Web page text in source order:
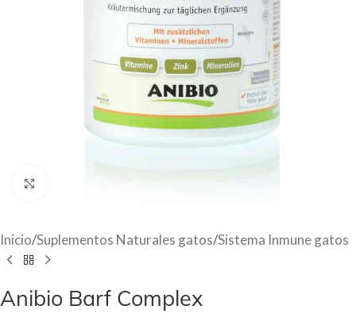
Inicio/Suplementos Naturales gatos/Sistema Inmune gatos
Anibio Barf Complex